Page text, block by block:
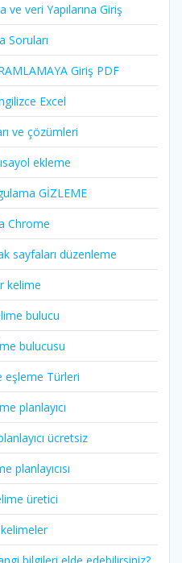
veri Yapılarına Giriş
Soruları
Giriş PDF
Excel
ve çözümleri
ekleme
GİZLEME
Chrome
sayfaları düzenleme
kelime
bulucu
bulucusu
eşleme Türleri
planlayıcı
ücretsiz
planlayıcısı
üretici
bilgileri elde edebilirsiniz?